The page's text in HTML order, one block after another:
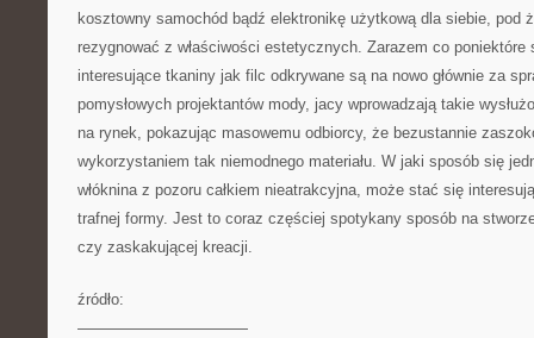
kosztowny samochód bądź elektronikę użytkową dla siebie, pod
rezygnować z właściwości estetycznych. Zarazem co poniektóre
interesujące tkaniny jak filc odkrywane są na nowo głównie za
pomysłowych projektantów mody, jacy wprowadzają takie
na rynek, pokazując masowemu odbiorcy, że bezustannie
wykorzystaniem tak niemodnego materiału. W jaki sposób się
włóknina z pozoru całkiem nieatrakcyjna, może stać się
trafnej formy. Jest to coraz częściej spotykany sposób na
czy zaskakującej kreacji.
źródło:
———————————